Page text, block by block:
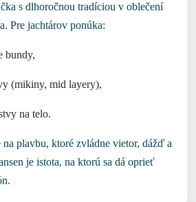
s dlhoročnou tradíciou v oblečení
Pre jachtárov ponúka:
bundy,
(mikiny, mid layery),
na telo.
plavbu, ktoré zvládne vietor, dážď a
je istota, na ktorú sa dá oprieť